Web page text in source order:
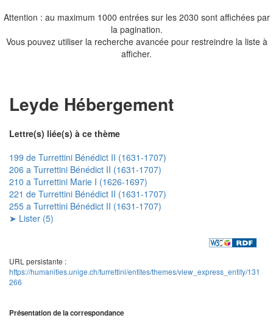
Attention : au maximum 1000 entrées sur les 2030 sont affichées par
la pagination.
Vous pouvez utiliser la recherche avancée pour restreindre la liste à
afficher.
Leyde Hébergement
Lettre(s) liée(s) à ce thème
199 de Turrettini Bénédict II (1631-1707)
206 a Turrettini Bénédict II (1631-1707)
210 a Turrettini Marie I (1626-1697)
221 de Turrettini Bénédict II (1631-1707)
255 a Turrettini Bénédict II (1631-1707)
➤ Lister (5)
URL persistante :
https://humanities.unige.ch/turrettini/entites/themes/view_express_entity/131
266
Présentation de la correspondance